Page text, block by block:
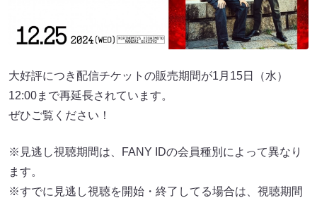
大好評につき配信チケットの販売期間が1月15日（水）
12:00まで再延長されています。
ぜひご覧ください！
※見逃し視聴期間は、FANY IDの会員種別によって異なり
ます。
※すでに見逃し視聴を開始・終了してる場合は、視聴期間